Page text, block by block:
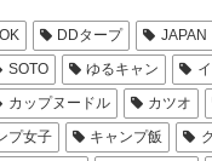
DDタープ
JAPAN
SOTO ゆるキャン
カップヌードル カツオ
プ女子 キャンプ飯